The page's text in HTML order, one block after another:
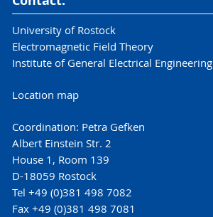
University of Rostock
Electromagnetic Field Theory
Institute of General Electrical Engineering
Location map
Coordination: Petra Gefken
Albert Einstein Str. 2
House 1, Room 139
D-18059 Rostock
Tel +49 (0)381 498 7082
Fax +49 (0)381 498 7081